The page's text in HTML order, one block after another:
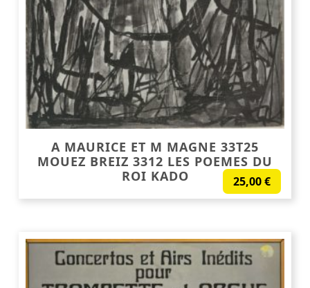
A MAURICE ET M MAGNE 33T25
MOUEZ BREIZ 3312 LES POEMES DU
ROI KADO
25,00€